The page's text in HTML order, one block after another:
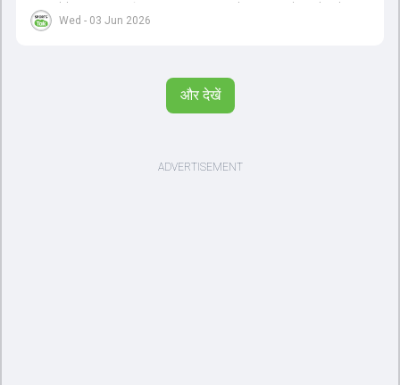
Wed - 03 Jun 2026
सलाह देते हुए कहा, 'एक बिहारी सब पर भारी। बस गेम खत्म।' कोहली ने उन्हें खुद
पर विश्वास रखने और नकारात्मक बातों पर ध्यान न देने की सलाह दी। आईपीएल
सीरीज खेलेंगे। वहीं, विराट कोहली लंदन रवाना हो गए हैं और अगली वनडे सीरीज में
और देखें